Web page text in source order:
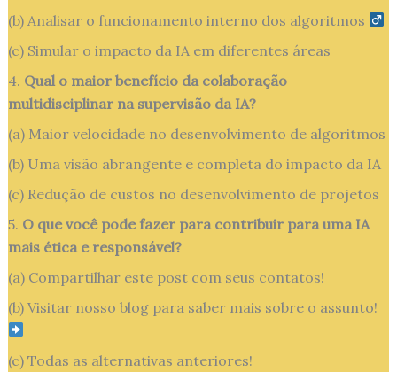
(b) Analisar o funcionamento interno dos algoritmos
(c) Simular o impacto da IA em diferentes áreas
4. Qual o maior benefício da colaboração
multidisciplinar na supervisão da IA?
(a) Maior velocidade no desenvolvimento de algoritmos
(b) Uma visão abrangente e completa do impacto da IA
(c) Redução de custos no desenvolvimento de projetos
5. O que você pode fazer para contribuir para uma IA
mais ética e responsável?
(a) Compartilhar este post com seus contatos!
(b) Visitar nosso blog para saber mais sobre o assunto!
(c) Todas as alternativas anteriores!